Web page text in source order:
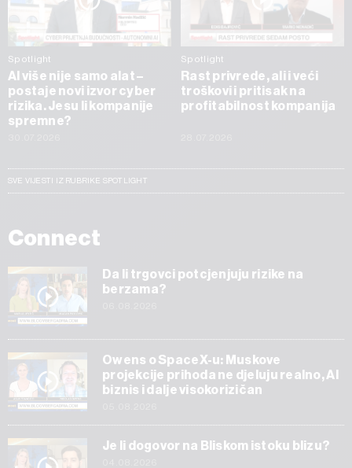
Spotlight
AI više nije samo alat –
postaje novi izvor cyber
rizika. Jesu li kompanije
spremne?
Spotlight
Rast privrede, ali i veći
troškovi i pritisak na
profitabilnost kompanija
SVE VIJESTI IZ RUBRIKE SPOTLIGHT
Connect
Da li trgovci potcjenjuju rizike na
berzama?
Owens o SpaceX-u: Muskove
projekcije prihoda ne djeluju realno, AI
biznis i dalje visokorizičan
Je li dogovor na Bliskom istoku blizu?